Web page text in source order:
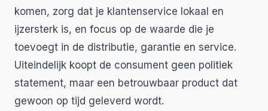
komen, zorg dat je klantenservice lokaal en
ijzersterk is, en focus op de waarde die je
toevoegt in de distributie, garantie en service.
Uiteindelijk koopt de consument geen politiek
statement, maar een betrouwbaar product dat
gewoon op tijd geleverd wordt.